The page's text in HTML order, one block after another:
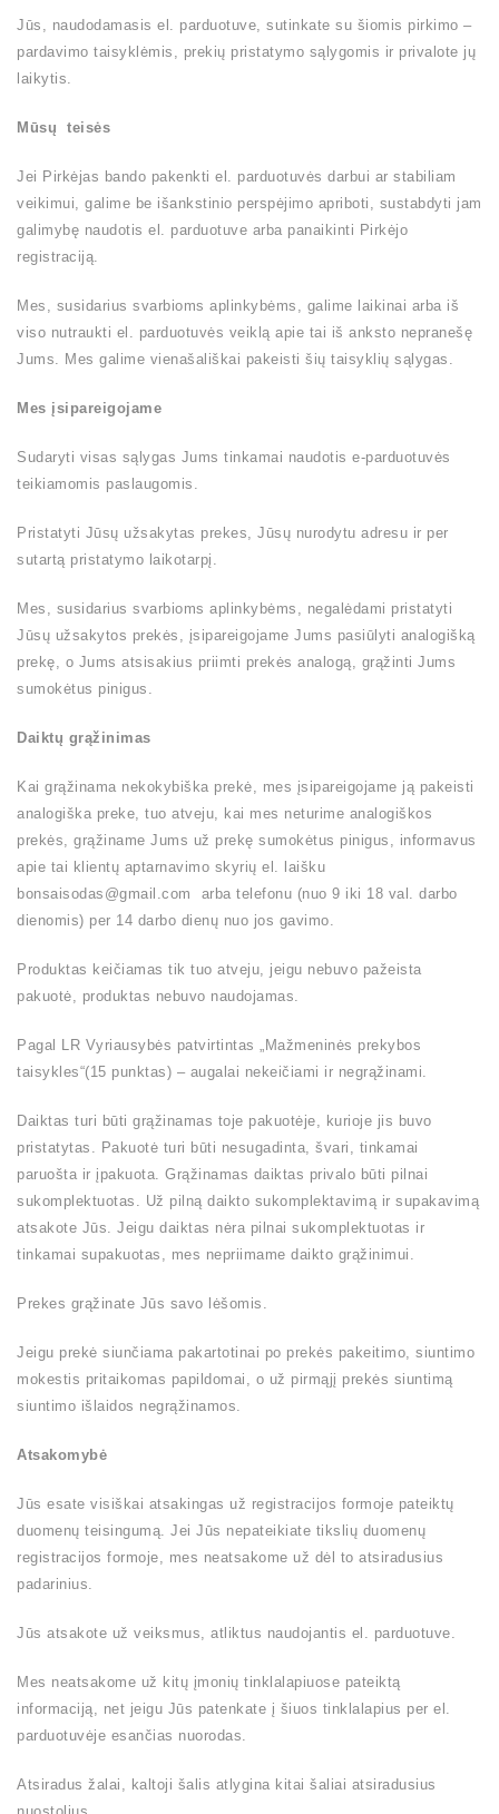
Jūs, naudodamasis el. parduotuve, sutinkate su šiomis pirkimo –
pardavimo taisyklėmis, prekių pristatymo sąlygomis ir privalote jų
laikytis.
Mūsų teisės
Jei Pirkėjas bando pakenkti el. parduotuvės darbui ar stabiliam
veikimui, galime be išankstinio perspėjimo apriboti, sustabdyti jam
galimybę naudotis el. parduotuve arba panaikinti Pirkėjo
registraciją.
Mes, susidarius svarbioms aplinkybėms, galime laikinai arba iš
viso nutraukti el. parduotuvės veiklą apie tai iš anksto nepranešę
Jums. Mes galime vienašališkai pakeisti šių taisyklių sąlygas.
Mes įsipareigojame
Sudaryti visas sąlygas Jums tinkamai naudotis e-parduotuvės
teikiamomis paslaugomis.
Pristatyti Jūsų užsakytas prekes, Jūsų nurodytu adresu ir per
sutartą pristatymo laikotarpį.
Mes, susidarius svarbioms aplinkybėms, negalėdami pristatyti
Jūsų užsakytos prekės, įsipareigojame Jums pasiūlyti analogišką
prekę, o Jums atsisakius priimti prekės analogą, grąžinti Jums
sumokėtus pinigus.
Daiktų grąžinimas
Kai grąžinama nekokybiška prekė, mes įsipareigojame ją pakeisti
analogiška preke, tuo atveju, kai mes neturime analogiškos
prekės, grąžiname Jums už prekę sumokėtus pinigus, informavus
apie tai klientų aptarnavimo skyrių el. laišku
bonsaisodas@gmail.com arba telefonu (nuo 9 iki 18 val. darbo
dienomis) per 14 darbo dienų nuo jos gavimo.
Produktas keičiamas tik tuo atveju, jeigu nebuvo pažeista
pakuotė, produktas nebuvo naudojamas.
Pagal LR Vyriausybės patvirtintas „Mažmeninės prekybos
taisykles“(15 punktas) – augalai nekeičiami ir negrąžinami.
Daiktas turi būti grąžinamas toje pakuotėje, kurioje jis buvo
pristatytas. Pakuotė turi būti nesugadinta, švari, tinkamai
paruošta ir įpakuota. Grąžinamas daiktas privalo būti pilnai
sukomplektuotas. Už pilną daikto sukomplektavimą ir supakavimą
atsakote Jūs. Jeigu daiktas nėra pilnai sukomplektuotas ir
tinkamai supakuotas, mes nepriimame daikto grąžinimui.
Prekes grąžinate Jūs savo lėšomis.
Jeigu prekė siunčiama pakartotinai po prekės pakeitimo, siuntimo
mokestis pritaikomas papildomai, o už pirmąjį prekės siuntimą
siuntimo išlaidos negrąžinamos.
Atsakomybė
Jūs esate visiškai atsakingas už registracijos formoje pateiktų
duomenų teisingumą. Jei Jūs nepateikiate tikslių duomenų
registracijos formoje, mes neatsakome už dėl to atsiradusius
padarinius.
Jūs atsakote už veiksmus, atliktus naudojantis el. parduotuve.
Mes neatsakome už kitų įmonių tinklalapiuose pateiktą
informaciją, net jeigu Jūs patenkate į šiuos tinklalapius per el.
parduotuvėje esančias nuorodas.
Atsiradus žalai, kaltoji šalis atlygina kitai šaliai atsiradusius